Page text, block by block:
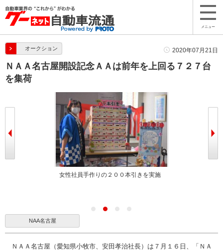
メニュー
オークション 2020年07月21日
ＮＡＡ名古屋開設記念ＡＡは前年を上回る７２７台
を集荷
女性社員手作りの２００本引きを実施
NAA名古屋
ＮＡＡ名古屋（愛知県小牧市、安田孝治社長）は７月１６日、「ＮＡ